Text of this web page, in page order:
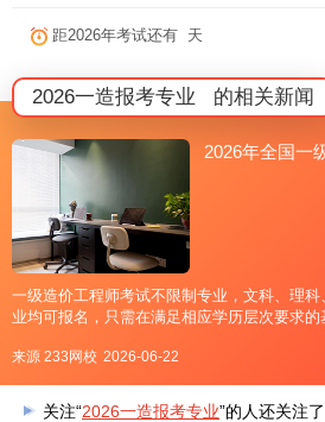
距2026年考试还有 天
2026一造报考专业 的相关新闻
2026年全国一
一级造价工程师考试不限制专业，文科、理
业均可报名，只需在满足相应学历层次要求
件考全科：凡遵守中华人民共和国宪法、法律
来源 233网校 2026-06-22
关注“2026一造报考专业”的人还关注